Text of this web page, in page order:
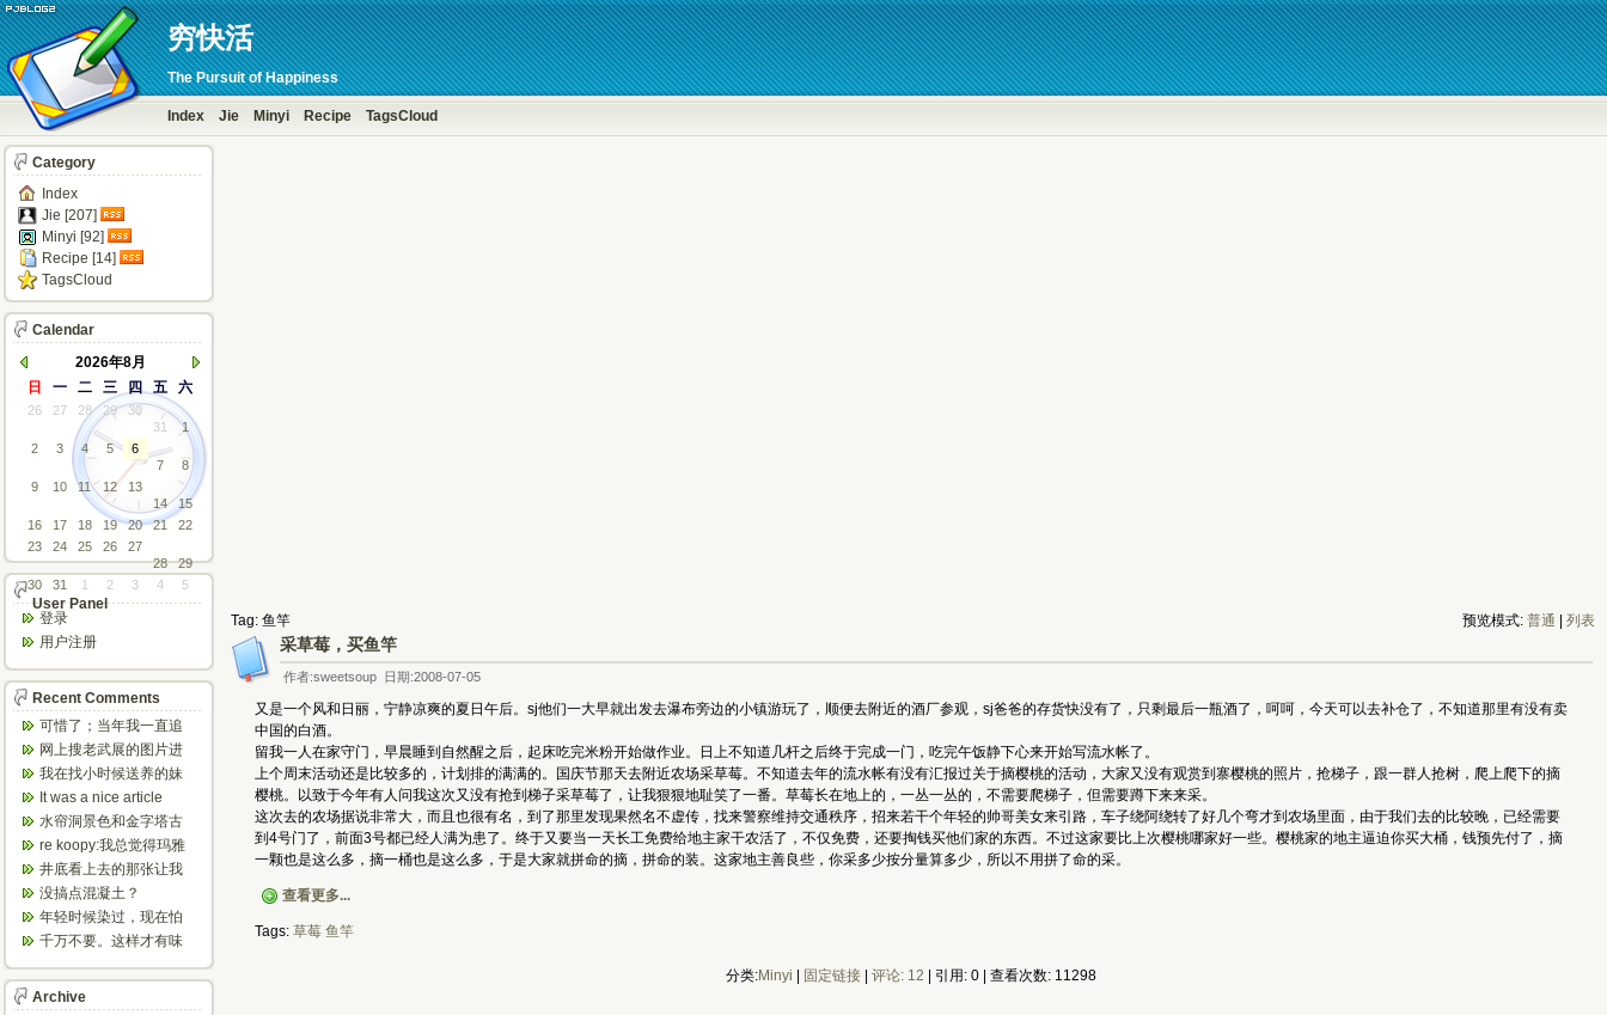
穷快活
The Pursuit of Happiness
Index Jie Minyi Recipe TagsCloud
Tag: 鱼竿 预览模式: 普通 列表
采草莓，买鱼竿
作者:sweetsoup 日期:2008-07-05
又是一个风和日丽，宁静凉爽的夏日午后。sj他们一大早就出发去瀑布旁边的小镇游玩了，顺便去附近的酒厂参观，sj爸爸的存货快没有了，只剩最后一瓶酒了，呵呵，今天可以去补仓了，不知道那里有没有卖
中国的白酒。
留我一人在家守门，早晨睡到自然醒之后，起床吃完米粉开始做作业。日上不知道几杆之后终于完成一门，吃完午饭静下心来开始写流水帐了。
上个周末活动还是比较多的，计划排的满满的。国庆节那天去附近农场采草莓。不知道去年的流水帐有没有汇报过关于摘樱桃的活动，大家又没有观赏到寨樱桃的照片，抢梯子，跟一群人抢树，爬上爬下的摘
樱桃。以致于今年有人问我这次又没有抢到梯子采草莓了，让我狠狠地耻笑了一番。草莓长在地上的，一丛一丛的，不需要爬梯子，但需要蹲下来来采。
这次去的农场据说非常大，而且也很有名，到了那里发现果然名不虚传，找来警察维持交通秩序，招来若干个年轻的帅哥美女来引路，车子绕阿绕转了好几个弯才到农场里面，由于我们去的比较晚，已经需要
到4号门了，前面3号都已经人满为患了。终于又要当一天长工免费给地主家干农活了，不仅免费，还要掏钱买他们家的东西。不过这家要比上次樱桃哪家好一些。樱桃家的地主逼迫你买大桶，钱预先付了，摘
一颗也是这么多，摘一桶也是这么多，于是大家就拼命的摘，拼命的装。这家地主善良些，你采多少按分量算多少，所以不用拼了命的采。
查看更多...
Tags: 草莓 鱼竿
分类:Minyi 固定链接 评论: 12 | 引用: 0 | 查看次数: 11298
Category
Index
Jie [207]
Minyi [92]
Recipe [14]
TagsCloud
Calendar
2026年8月
日
一 二 三 四 五 六
26 27 28 29
30
31
1
2
3 4 5
6
7
8
9
10 11 12
13
14
15
16
17 18 19 20 21
22
23
24 25 26
27
28
29
30
31 1 2 3 4 5
User Panel
登录
用户注册
Recent Comments
可惜了；当年我一直追
着这个，看博主夫妇一
步步在多伦...
网上搜老武展的图片进
来了，一晃是你十年前
的帖子，时...
我在找小时候送养的妹
妹，有人QQ找我说找到
了匹配的...
It was a nice article
and...
水帘洞景色和金字塔古
迹都不错。
re koopy:我总觉得玛雅
人见过外星人。不然哪...
井底看上去的那张让我
想起了蝙蝠侠。。下棋
那张会不会...
没搞点混凝土？
年轻时候染过，现在怕
伤头发不敢染了。不过
千万不要。这样才有味
气场。
Archive